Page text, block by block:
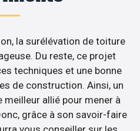
la surélévation de toiture
Du reste, ce projet
techniques et une bonne
de construction. Ainsi, un
allié pour mener à
grâce à son savoir-faire